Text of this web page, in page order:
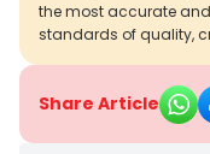
the most accurate
standards of quality,
Share Article